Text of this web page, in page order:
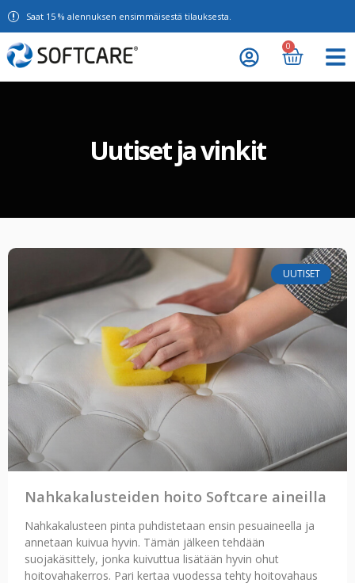
Saat 15 % alennuksen ensimmäisestä tilauksesta.
0
Uutiset ja vinkit
UUTISET
Nahkakalusteiden hoito Softcare aineilla
Nahkakalusteen pinta puhdistetaan ensin pesuaineella ja
annetaan kuivua hyvin. Tämän jälkeen tehdään
suojakäsittely, jonka kuivuttua lisätään hyvin ohut
hoitovahakerros. Pari kertaa vuodessa tehty hoitovahaus